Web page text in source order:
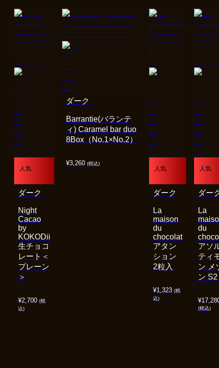
人気
¥2,700 (税
込)
Night
Cacao
by
KOKODii
生チョコ
レート＜
プレーン
＞
ダーク
¥3,260 (税込)
Barrantie(バランテ
ィ) Caramel bar duo
8Box（No.1×No.2）
ダーク
人気
¥1,323 (税
込)
La
maison
du
chocolat
アタン
ション
2粒入
ダーク
人気
¥
(税込)
La
du
アソ
ティ
ン メ
ン S2
ダー